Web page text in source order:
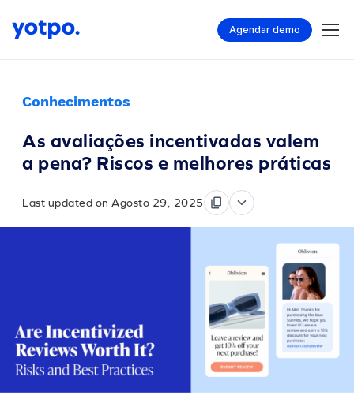
Agendar demo
Conhecimentos
As avaliações incentivadas valem
a pena? Riscos e melhores práticas
Last updated on Agosto 29, 2025